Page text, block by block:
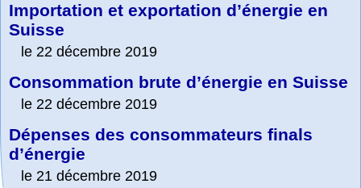
Importation et exportation d’énergie en
Suisse
le 22 décembre 2019
Consommation brute d’énergie en Suisse
le 22 décembre 2019
Dépenses des consommateurs finals
d’énergie
le 21 décembre 2019